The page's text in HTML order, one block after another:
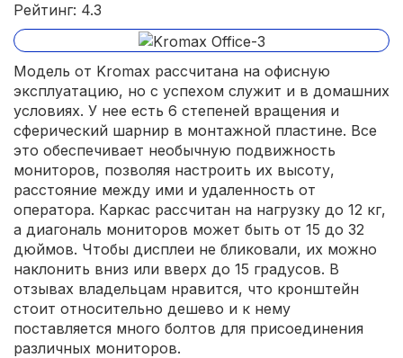
Рейтинг: 4.3
Модель от Kromax рассчитана на офисную
эксплуатацию, но с успехом служит и в домашних
условиях. У нее есть 6 степеней вращения и
сферический шарнир в монтажной пластине. Все
это обеспечивает необычную подвижность
мониторов, позволяя настроить их высоту,
расстояние между ими и удаленность от
оператора. Каркас рассчитан на нагрузку до 12 кг,
а диагональ мониторов может быть от 15 до 32
дюймов. Чтобы дисплеи не бликовали, их можно
наклонить вниз или вверх до 15 градусов. В
отзывах владельцам нравится, что кронштейн
стоит относительно дешево и к нему
поставляется много болтов для присоединения
различных мониторов.